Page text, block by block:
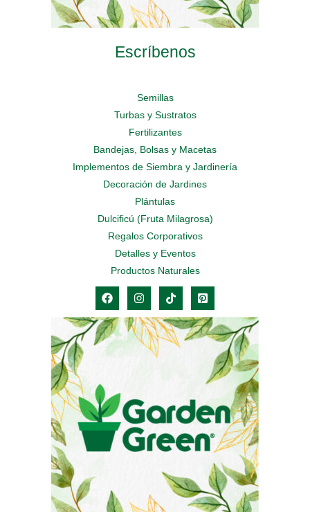
Escríbenos
Semillas
Turbas y Sustratos
Fertilizantes
Bandejas, Bolsas y Macetas
Implementos de Siembra y Jardinería
Decoración de Jardines
Plántulas
Dulcificú (Fruta Milagrosa)
Regalos Corporativos
Detalles y Eventos
Productos Naturales